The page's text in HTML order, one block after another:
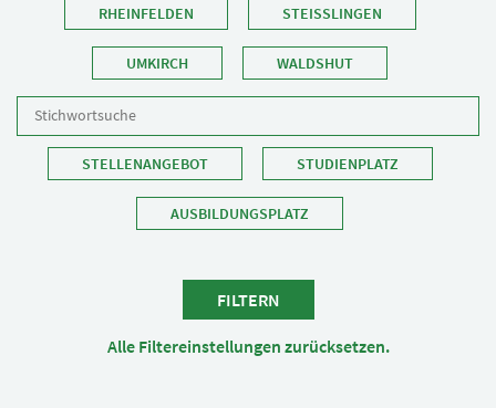
RHEINFELDEN STEISSLINGEN
UMKIRCH WALDSHUT
Type 2 or more characters for
results.
STELLENANGEBOT STUDIENPLATZ
AUSBILDUNGSPLATZ
FILTERN
Alle Filtereinstellungen zurücksetzen.